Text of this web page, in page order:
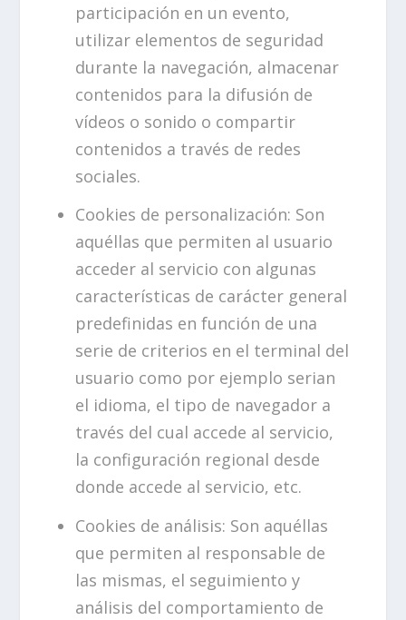
participación en un evento,
utilizar elementos de seguridad
durante la navegación, almacenar
contenidos para la difusión de
vídeos o sonido o compartir
contenidos a través de redes
sociales.
Cookies de personalización: Son
aquéllas que permiten al usuario
acceder al servicio con algunas
características de carácter general
predefinidas en función de una
serie de criterios en el terminal del
usuario como por ejemplo serian
el idioma, el tipo de navegador a
través del cual accede al servicio,
la configuración regional desde
donde accede al servicio, etc.
Cookies de análisis: Son aquéllas
que permiten al responsable de
las mismas, el seguimiento y
análisis del comportamiento de